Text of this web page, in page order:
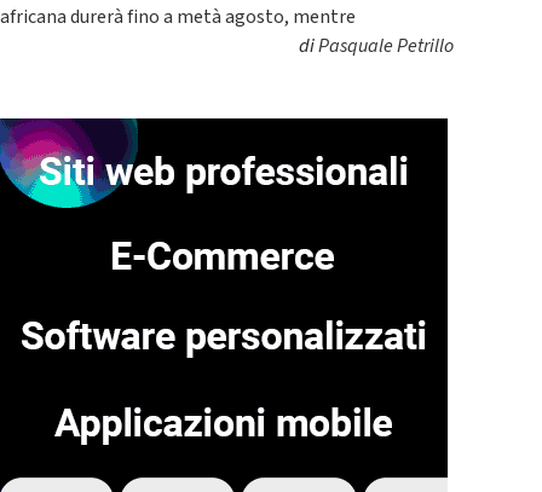
africana durerà fino a metà agosto, mentre
diPasquale Petrillo